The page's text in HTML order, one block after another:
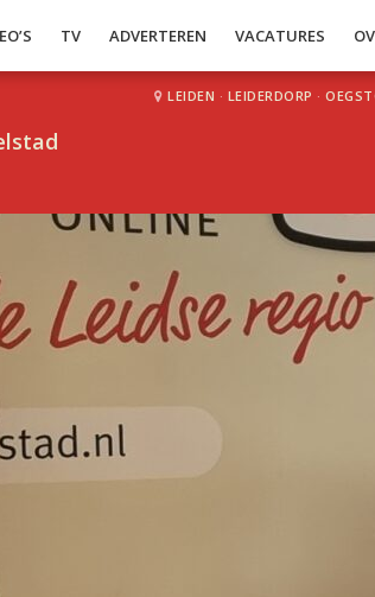
TV ADVERTEREN VACATURES
LEIDEN · LEIDERDORP ·